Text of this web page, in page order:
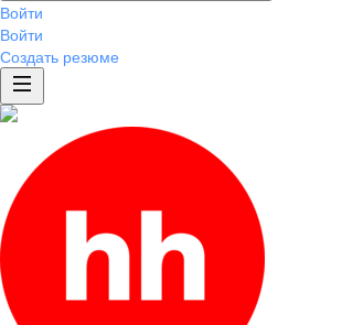
Войти
Войти
Создать резюме